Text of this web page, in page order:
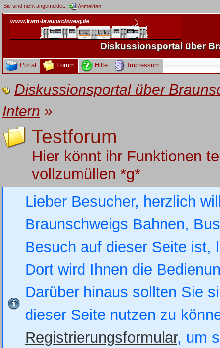
Sie sind nicht angemeldet. Anmelden
Diskussionsportal über
Portal Forum Hilfe Impressum
Diskussionsportal über
Intern »
Testforum
Hier könnt ihr Funktionen
vollzumüllen *g*
Lieber Besucher, herzlich
Braunschweigs Bahnen,
Besuch auf dieser Seite
Dort wird Ihnen die
Darüber hinaus sollten Sie
dieser Seite nutzen zu
Registrierungsformular, um